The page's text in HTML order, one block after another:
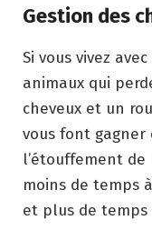
Gestion des
Si vous vivez
animaux qui
cheveux et un
vous font
l’étouffement de
moins de temps
et plus de